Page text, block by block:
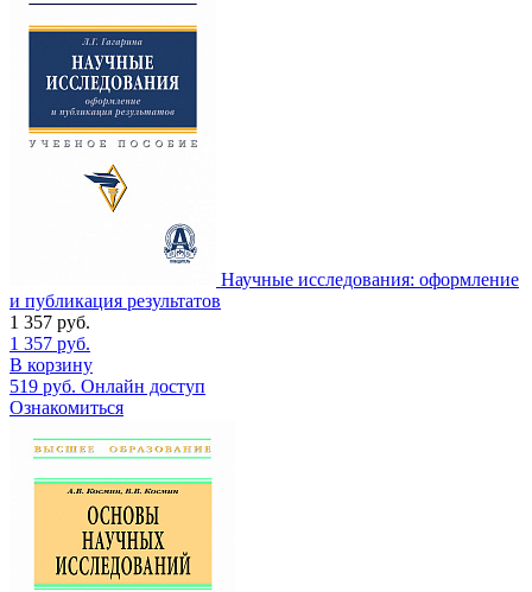
Научные исследования: оформление
и публикация результатов
1 357 руб.
1 357 руб.
В корзину
519 руб. Онлайн доступ
Ознакомиться